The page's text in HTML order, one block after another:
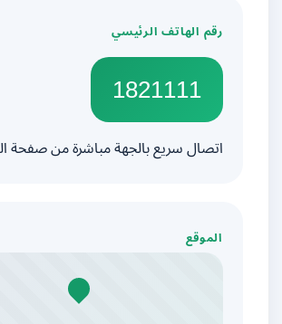
رقم الهاتف الرئيسي
1821111
اتصال سريع بالجهة مباشرة من صفحة الدليل.
الموقع